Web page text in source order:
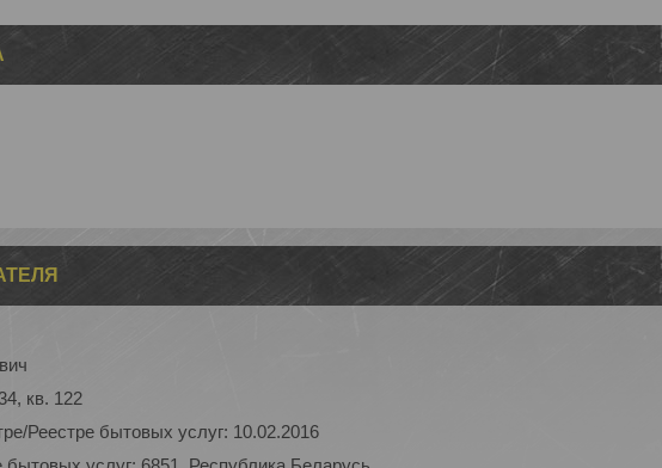
кв. 122
Реестре бытовых услуг: 10.02.2016